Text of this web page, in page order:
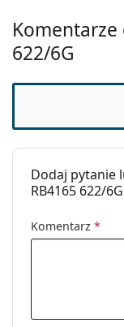
Komentarze
622/6G
Dodaj pytanie
RB4165 622/6G
Komentarz *